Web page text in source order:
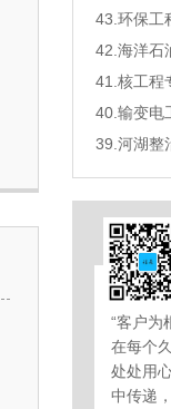
43.环保工
42.海洋石
41.核工程
40.输变电
39.河湖整
“客户为
在每个
处处用
中传递